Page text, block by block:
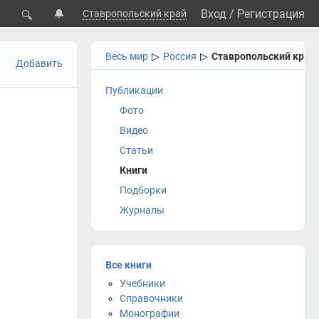
🔍 🔔 Ставропольский край Вход / Регистрация
Весь мир ▷ Россия ▷ Ставропольский кр.
Публикации
Фото
Видео
Статьи
Книги
Подборки
Журналы
Все книги
Учебники
Справочники
Монографии
Добавить